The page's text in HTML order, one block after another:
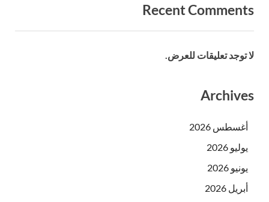
Recent Comments
لا توجد تعليقات للعرض.
Archives
أغسطس 2026
يوليو 2026
يونيو 2026
أبريل 2026